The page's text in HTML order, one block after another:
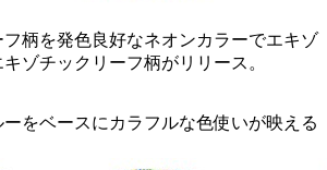
柄を発色良好なネオンカラーでエキゾ
ゾチックリーフ柄がリリース。
をベースにカラフルな色使いが映える